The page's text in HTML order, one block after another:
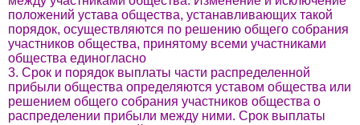
положений устава общества, устанавливающих такой
порядок, осуществляются по решению общего собрания
участников общества, принятому всеми участниками
общества единогласно
3. Срок и порядок выплаты части распределенной
прибыли общества определяются уставом общества или
решением общего собрания участников общества о
распределении прибыли между ними. Срок выплаты